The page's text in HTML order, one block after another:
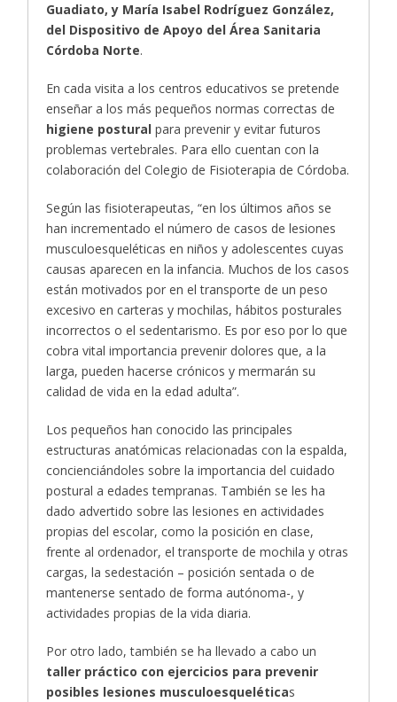
Guadiato, y María Isabel Rodríguez González,
del Dispositivo de Apoyo del Área Sanitaria
Córdoba Norte.
En cada visita a los centros educativos se pretende
enseñar a los más pequeños normas correctas de
higiene postural para prevenir y evitar futuros
problemas vertebrales. Para ello cuentan con la
colaboración del Colegio de Fisioterapia de Córdoba.
Según las fisioterapeutas, “en los últimos años se
han incrementado el número de casos de lesiones
musculoesqueléticas en niños y adolescentes cuyas
causas aparecen en la infancia. Muchos de los casos
están motivados por en el transporte de un peso
excesivo en carteras y mochilas, hábitos posturales
incorrectos o el sedentarismo. Es por eso por lo que
cobra vital importancia prevenir dolores que, a la
larga, pueden hacerse crónicos y mermarán su
calidad de vida en la edad adulta”.
Los pequeños han conocido las principales
estructuras anatómicas relacionadas con la espalda,
concienciándoles sobre la importancia del cuidado
postural a edades tempranas. También se les ha
dado advertido sobre las lesiones en actividades
propias del escolar, como la posición en clase,
frente al ordenador, el transporte de mochila y otras
cargas, la sedestación – posición sentada o de
mantenerse sentado de forma autónoma-, y
actividades propias de la vida diaria.
Por otro lado, también se ha llevado a cabo un
taller práctico con ejercicios para prevenir
posibles lesiones musculoesqueléticas